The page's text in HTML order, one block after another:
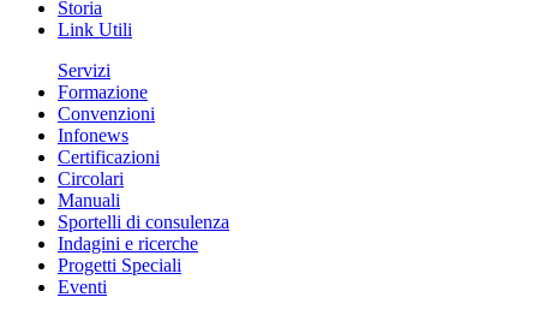
Storia
Link Utili
Servizi
Formazione
Convenzioni
Infonews
Certificazioni
Circolari
Manuali
Sportelli di consulenza
Indagini e ricerche
Progetti Speciali
Eventi